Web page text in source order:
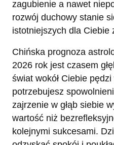
zagubienie a nawet
rozwój duchowy stanie
istotniejszych dla Ciebie
Chińska prognoza
2026 rok jest czasem
świat wokół Ciebie
potrzebujesz
zajrzenie w głąb siebie
wartość niż
kolejnymi sukcesami.